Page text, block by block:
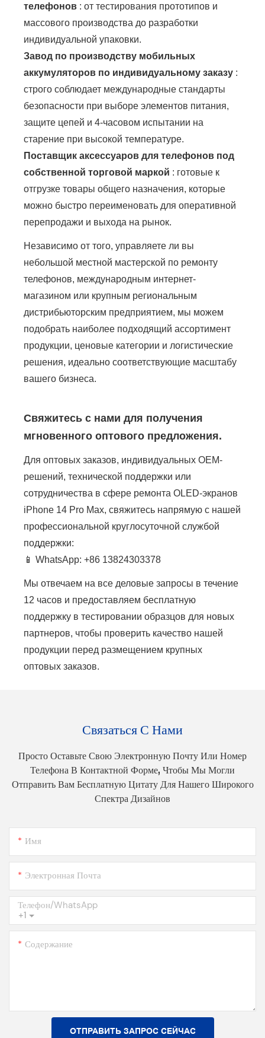
телефонов : от тестирования прототипов и
массового производства до разработки
индивидуальной упаковки.
Завод по производству мобильных
аккумуляторов по индивидуальному заказу :
строго соблюдает международные стандарты
безопасности при выборе элементов питания,
защите цепей и 4-часовом испытании на
старение при высокой температуре.
Поставщик аксессуаров для телефонов под
собственной торговой маркой : готовые к
отгрузке товары общего назначения, которые
можно быстро переименовать для оперативной
перепродажи и выхода на рынок.
Независимо от того, управляете ли вы
небольшой местной мастерской по ремонту
телефонов, международным интернет-
магазином или крупным региональным
дистрибьюторским предприятием, мы можем
подобрать наиболее подходящий ассортимент
продукции, ценовые категории и логистические
решения, идеально соответствующие масштабу
вашего бизнеса.
Свяжитесь с нами для получения
мгновенного оптового предложения.
Для оптовых заказов, индивидуальных OEM-
решений, технической поддержки или
сотрудничества в сфере ремонта OLED-экранов
iPhone 14 Pro Max, свяжитесь напрямую с нашей
профессиональной круглосуточной службой
поддержки:
📱 WhatsApp: +86 13824303378
Мы отвечаем на все деловые запросы в течение
12 часов и предоставляем бесплатную
поддержку в тестировании образцов для новых
партнеров, чтобы проверить качество нашей
продукции перед размещением крупных
оптовых заказов.
Связаться С Нами
Просто Оставьте Свою Электронную Почту Или Номер
Телефона В Контактной Форме, Чтобы Мы Могли
Отправить Вам Бесплатную Цитату Для Нашего Широкого
Спектра Дизайнов
Имя
Электронная Почта
+1
Телефон/WhatsApp
Содержание
ОТПРАВИТЬ ЗАПРОС СЕЙЧАС